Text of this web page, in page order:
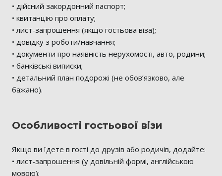
• дійсний закордонний паспорт;
• квитанцію про оплату;
• лист-запрошення (якщо гостьова віза);
• довідку з роботи/навчання;
• документи про наявність нерухомості, авто, родини;
• банківські виписки;
• детальний план подорожі (не обов’язково, але
бажано).
Особливості гостьової візи
Якщо ви їдете в гості до друзів або родичів, додайте:
• лист-запрошення (у довільній формі, англійською
мовою);